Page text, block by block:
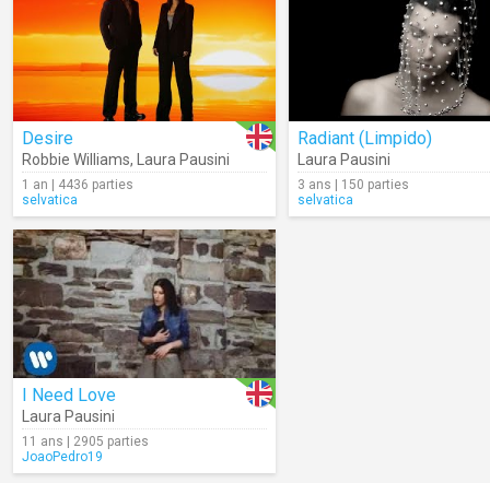
Desire
Robbie Williams, Laura Pausini
1 an | 4436 parties
selvatica
Radiant (Limpido)
Laura Pausini
3 ans | 150 parties
selvatica
I Need Love
Laura Pausini
11 ans | 2905 parties
JoaoPedro19